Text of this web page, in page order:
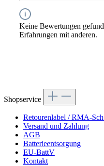
Keine Bewertungen
Erfahrungen mit anderen.
Shopservice
Retourenlabel / RMA-
Versand und Zahlung
AGB
Batterieentsorgung
EU-BattV
Kontakt